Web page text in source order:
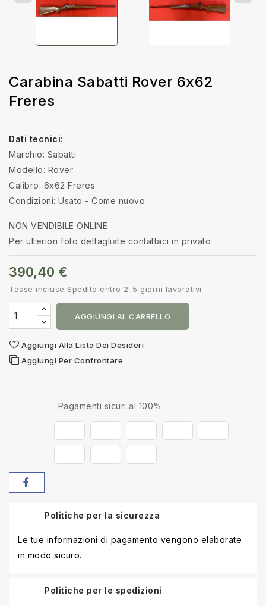
Carabina Sabatti Rover 6x62
Freres
Dati tecnici:
Marchio: Sabatti
Modello: Rover
Calibro: 6x62 Freres
Condizioni: Usato - Come nuovo
NON VENDIBILE ONLINE
Per ulteriori foto dettagliate contattaci in privato
390,40 €
Tasse incluse Spedito entro 2-5 giorni lavorativi
AGGIUNGI AL CARRELLO
Aggiungi Alla Lista Dei Desideri
Aggiungi Per Confrontare
Pagamenti sicuri al 100%
Politiche per la sicurezza
Le tue informazioni di pagamento vengono elaborate
in modo sicuro.
Politiche per le spedizioni